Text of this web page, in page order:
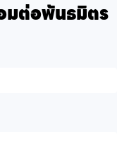
มต่อพันธมิตร